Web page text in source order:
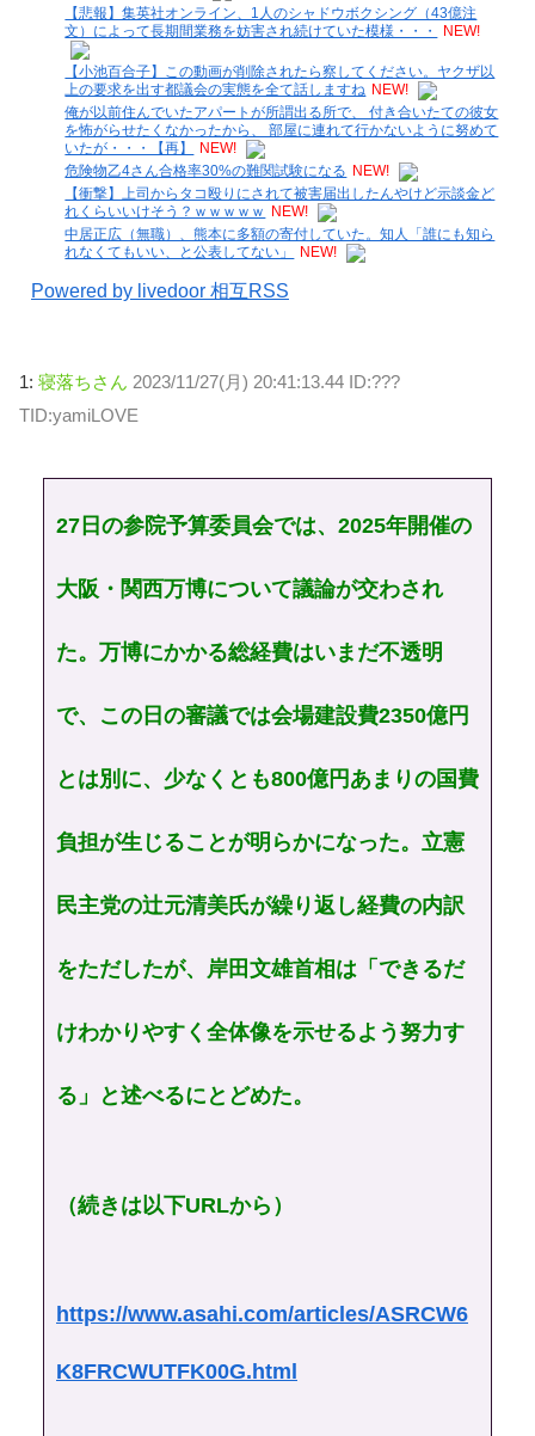
【悲報】集英社オンライン、1人のシャドウボクシング（43億注
文）によって長期間業務を妨害され続けていた模様・・・
NEW!
【小池百合子】この動画が削除されたら察してください。ヤクザ以
上の要求を出す都議会の実態を全て話しますね NEW!
俺が以前住んでいたアパートが所謂出る所で、 付き合いたての彼女
を怖がらせたくなかったから、 部屋に連れて行かないように努めて
いたが・・・【再】
NEW!
危険物乙4さん合格率30%の難関試験になる NEW!
【衝撃】上司からタコ殴りにされて被害届出したんやけど示談金ど
れくらいいけそう？ｗｗｗｗｗ NEW!
中居正広（無職）、熊本に多額の寄付していた。知人「誰にも知ら
れなくてもいい、と公表してない」
NEW!
Powered by livedoor 相互RSS
1: 寝落ちさん 2023/11/27(月) 20:41:13.44 ID:???
TID:yamiLOVE
27日の参院予算委員会では、2025年開催の
大阪・関西万博について議論が交わされ
た。万博にかかる総経費はいまだ不透明
で、この日の審議では会場建設費2350億円
とは別に、少なくとも800億円あまりの国費
負担が生じることが明らかになった。立憲
民主党の辻元清美氏が繰り返し経費の内訳
をただしたが、岸田文雄首相は「できるだ
けわかりやすく全体像を示せるよう努力す
る」と述べるにとどめた。
（続きは以下URLから）
https://www.asahi.com/articles/ASRCW6
K8FRCWUTFK00G.html